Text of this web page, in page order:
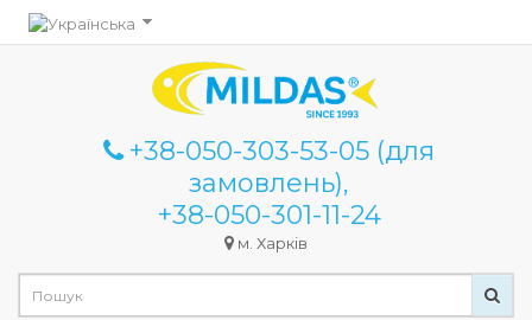
+38-050-303-53-05 (для
замовлень),
+38-050-301-11-24
м. Харків